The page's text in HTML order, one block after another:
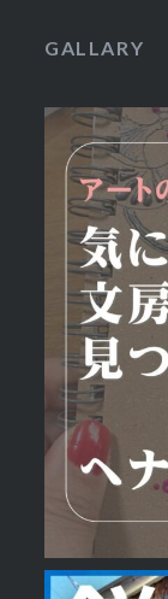
GALLARY